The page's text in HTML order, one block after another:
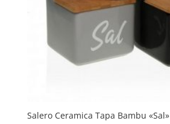
Salero Ceramica Tapa Bambu «Sal»